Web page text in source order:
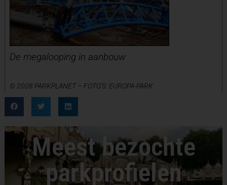
De megalooping in aanbouw
© 2008 PARKPLANET – FOTO’S: EUROPA-PARK
Meest bezochte
parkprofielen